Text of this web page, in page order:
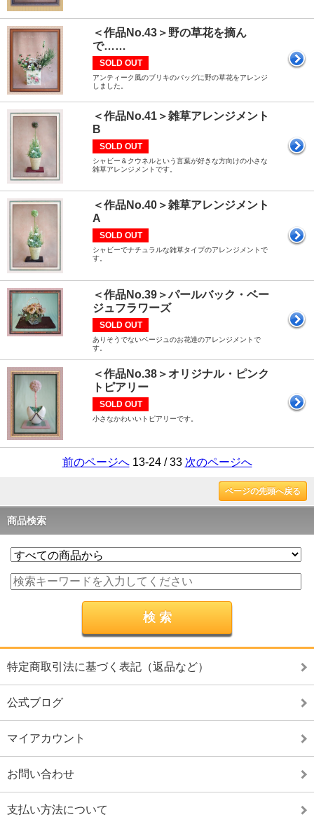
＜作品No.43＞野の草花を摘ん
で……
SOLD OUT
アンティーク風のブリキのバッグに野の草花をアレンジ
しました。
＜作品No.41＞雑草アレンジメント
B
SOLD OUT
シャビー＆クウネルという言葉が好きな方向けの小さな
雑草アレンジメントです。
＜作品No.40＞雑草アレンジメント
A
SOLD OUT
シャビーでナチュラルな雑草タイプのアレンジメントで
す。
＜作品No.39＞パールバック・ベー
ジュフラワーズ
SOLD OUT
ありそうでないベージュのお花達のアレンジメントで
す。
＜作品No.38＞オリジナル・ピンク
トピアリー
SOLD OUT
小さなかわいいトピアリーです。
前のページへ13-24 / 33 次のページへ
ページの先頭へ戻る
商品検索
特定商取引法に基づく表記（返品など）
公式ブログ
マイアカウント
お問い合わせ
支払い方法について